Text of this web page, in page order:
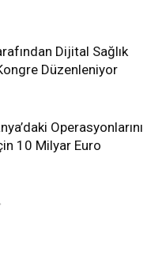
Dijital Sağlık
Düzenleniyor
Operasyonlarını
10 Milyar Euro